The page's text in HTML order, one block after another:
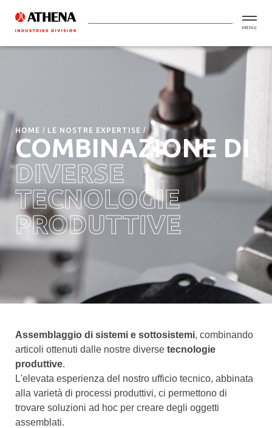
MENU
HOME LE NOSTRE EXPERTISE
COMBINAZIONE DI
DIVERSE
TECNOLOGIE
PRODUTTIVE
Assemblaggio di sistemi e sottosistemi, combinando
articoli ottenuti dalle nostre diverse tecnologie
produttive.
L'elevata esperienza del nostro ufficio tecnico, abbinata
alla varietà di processi produttivi, ci permettono di
trovare soluzioni ad hoc per creare degli oggetti
assemblati.